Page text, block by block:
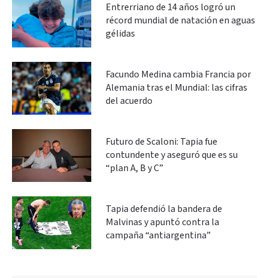
Entrerriano de 14 años logró un
récord mundial de natación en aguas
gélidas
Facundo Medina cambia Francia por
Alemania tras el Mundial: las cifras
del acuerdo
Futuro de Scaloni: Tapia fue
contundente y aseguró que es su
“plan A, B y C”
Tapia defendió la bandera de
Malvinas y apuntó contra la
campaña “antiargentina”